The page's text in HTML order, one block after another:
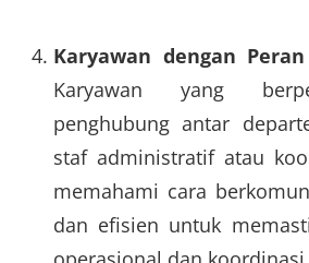
Karyawan dengan
Karyawan yang
penghubung antar
staf administratif atau
memahami cara
dan efisien untuk